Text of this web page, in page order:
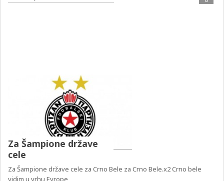
Za Šampione države
cele
Za Šampione države cele za Crno Bele za Crno Bele.x2 Crno bele
vidim u vrhu Evrope